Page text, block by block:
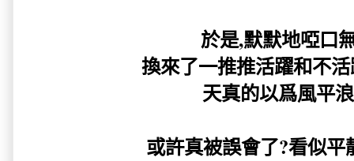
於是,默默地啞口
換來了一推推活躍和不
天真的以爲風平
或許真被誤會了?看似平